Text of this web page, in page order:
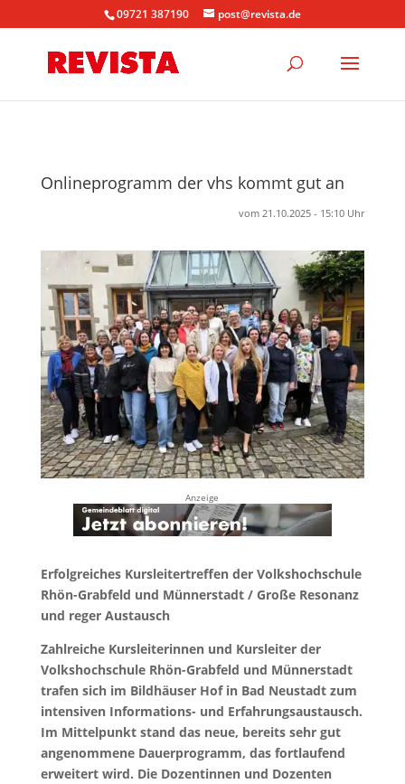
09721 387190 post@revista.de
Onlineprogramm der vhs kommt gut an
vom 21.10.2025 - 15:10 Uhr
Anzeige
Erfolgreiches Kursleitertreffen der Volkshochschule
Rhön-Grabfeld und Münnerstadt / Große Resonanz
und reger Austausch
Zahlreiche Kursleiterinnen und Kursleiter der
Volkshochschule Rhön-Grabfeld und Münnerstadt
trafen sich im Bildhäuser Hof in Bad Neustadt zum
intensiven Informations- und Erfahrungsaustausch.
Im Mittelpunkt stand das neue, bereits sehr gut
angenommene Dauerprogramm, das fortlaufend
erweitert wird. Die Dozentinnen und Dozenten